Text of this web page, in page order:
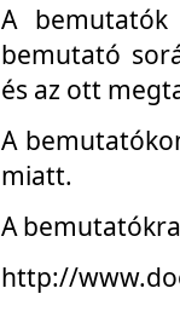
A
bemutató
és az ott
A
miatt.
A
http://